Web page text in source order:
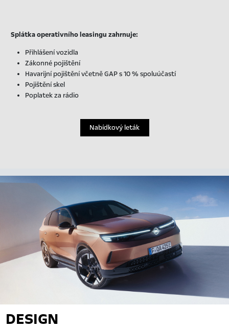
Splátka operativního leasingu zahrnuje:
Přihlášení vozidla
Zákonné pojištění
Havarijní pojištění včetně GAP s 10 % spoluúčastí
Pojištění skel
Poplatek za rádio
Nabídkový leták
DESIGN